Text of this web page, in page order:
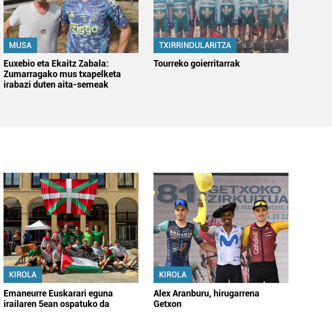
MUSA
Euxebio eta Ekaitz Zabala:
Zumarragako mus txapelketa
irabazi duten aita-semeak
TXIRRINDULARITZA
Tourreko goierritarrak
KIROLA
Emaneurre Euskarari eguna
irailaren 5ean ospatuko da
KIROLA
Alex Aranburu, hirugarrena
Getxon